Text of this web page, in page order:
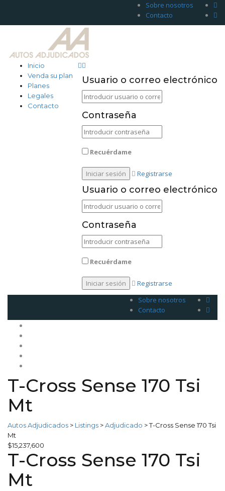
Sobre nosotros
Contacto
Usuario o correo electrónico
Contraseña
Recuérdame
Registrarse
Usuario o correo electrónico
Contraseña
Recuérdame
Registrarse
Inicio
Venda su plan
Planes
Legales
Contacto
Sobre nosotros
Contacto
T-Cross Sense 170 Tsi
Mt
Autos Adjudicados > Listings >Adjudicado >T-Cross Sense 170 Tsi
Mt
$15,237,600
T-Cross Sense 170 Tsi
Mt